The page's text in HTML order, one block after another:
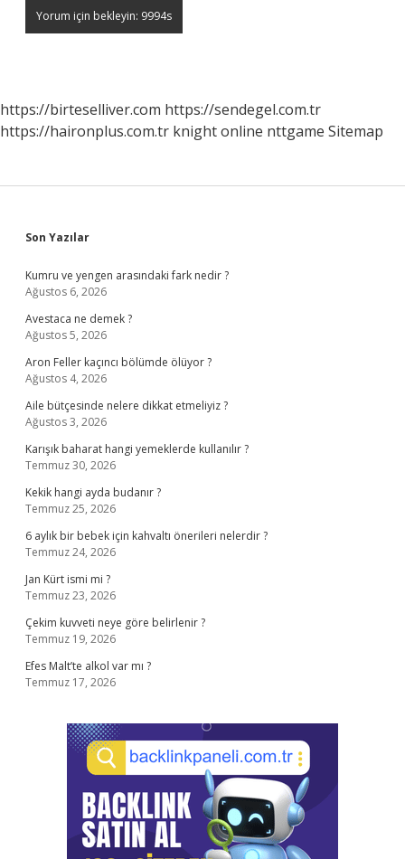
https://birteselliver.com https://sendegel.com.tr
https://haironplus.com.tr knight online nttgame Sitemap
Sidebar
Son Yazılar
Kumru ve yengen arasındaki fark nedir ?
Ağustos 6, 2026
Avestaca ne demek ?
Ağustos 5, 2026
Aron Feller kaçıncı bölümde ölüyor ?
Ağustos 4, 2026
Aile bütçesinde nelere dikkat etmeliyiz ?
Ağustos 3, 2026
Karışık baharat hangi yemeklerde kullanılır ?
Temmuz 30, 2026
Kekik hangi ayda budanır ?
Temmuz 25, 2026
6 aylık bir bebek için kahvaltı önerileri nelerdir ?
Temmuz 24, 2026
Jan Kürt ismi mi ?
Temmuz 23, 2026
Çekim kuvveti neye göre belirlenir ?
Temmuz 19, 2026
Efes Malt’te alkol var mı ?
Temmuz 17, 2026